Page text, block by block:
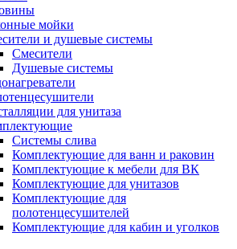
мойки
и душевые системы
Смесители
Душевые системы
для унитаза
Системы слива
Комплектующие для ванн и раковин
Комплектующие к мебели для ВК
Комплектующие для унитазов
Комплектующие для
полотенцесушителей
Комплектующие для кабин и уголков